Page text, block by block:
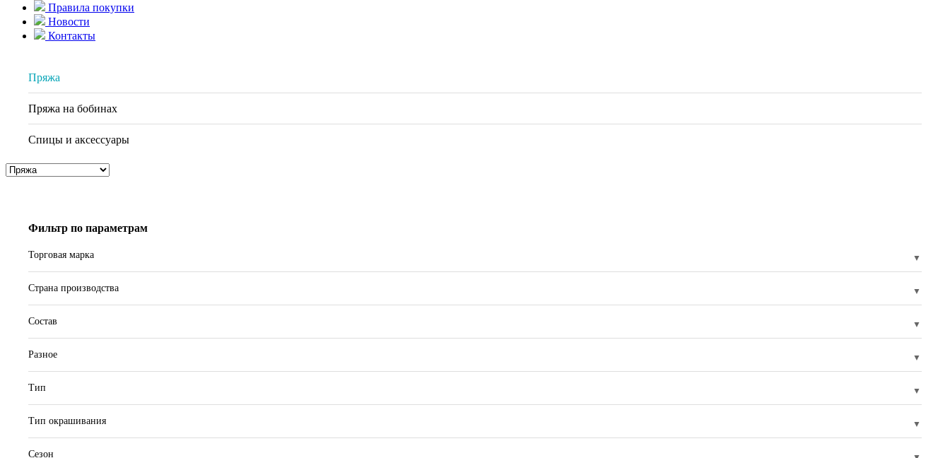
Правила покупки
Новости
Контакты
Пряжа
Пряжа на бобинах
Спицы и аксессуары
Фильтр по параметрам
Торговая марка
Страна производства
Состав
Разное
Тип
Тип окрашивания
Сезон